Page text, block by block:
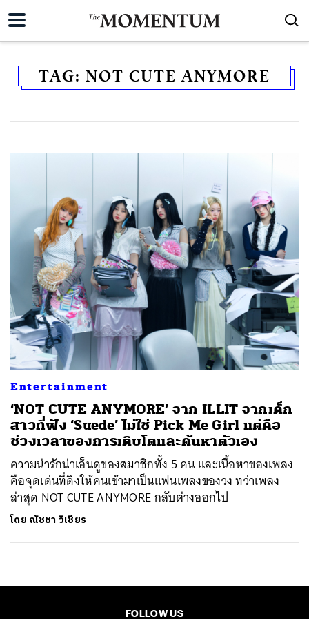
TAG: NOT CUTE ANYMORE
Entertainment
‘NOT CUTE ANYMORE’ จาก ILLIT จากเด็ก
สาวที่ฟัง ‘Suede’ ไม่ใช่ Pick Me Girl แต่คือ
ช่วงเวลาของการเติบโตและค้นหาตัวเอง
ความน่ารักน่าเอ็นดูของสมาชิกทั้ง 5 คน และเนื้อหาของเพลง
คือจุดเด่นที่ดึงให้คนเข้ามาเป็นแฟนเพลงของวง ทว่าเพลง
ล่าสุด NOT CUTE ANYMORE กลับต่างออกไป
โดย ณัชชา วิเชียร
FOLLOW US
ค้นหา
SHARE TWEET EMAIL